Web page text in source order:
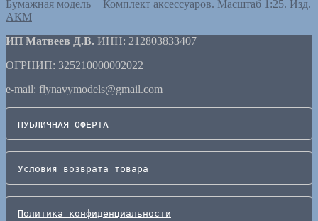
Бумажная модель + Комплект аксессуаров. Масштаб 1:25. Изд.
АКМ
ИП Матвеев Д.В. ИНН: 212803833407
ОГРНИП: 325210000002022
e-mail: flynavymodels@gmail.com
ПУБЛИЧНАЯ ОФЕРТА
Условия возврата товара
Политика конфиденциальности